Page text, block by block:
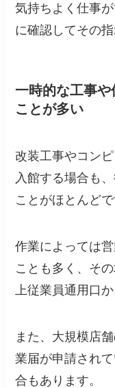
気持ちよく仕事
に確認してその
一時的な工事
ことが多い
改装工事やコン
入館する場合も
ことがほとんどで
作業によっては
ことも多く、そ
上従業員通用口
また、大規模店
業届が申請され
合もあります。